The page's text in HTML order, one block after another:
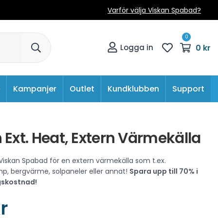
Varför välja Viskan Spabad?
Logga in
0
0 kr
Kampanjer Outlet Kundklubben Support
Heat, Extern Värmekälla
Spabad för en extern värmekälla som t.ex.
bergvärme, solpaneler eller annat! Spara upp till 70% i